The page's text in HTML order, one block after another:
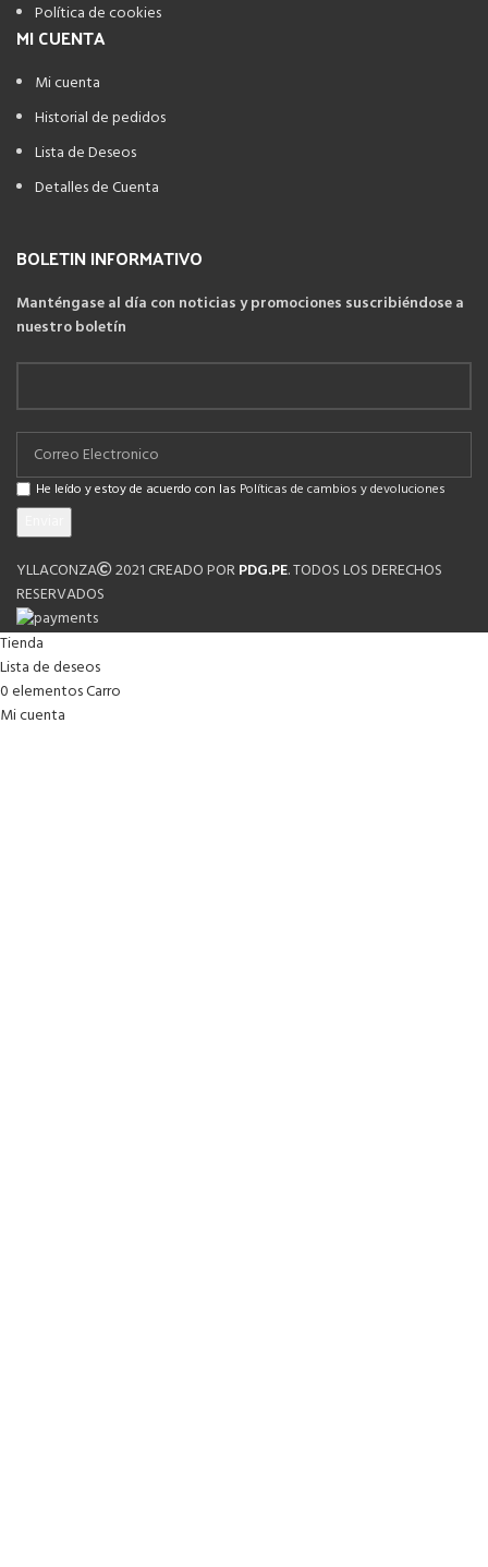
Política de cookies
MI CUENTA
Mi cuenta
Historial de pedidos
Lista de Deseos
Detalles de Cuenta
BOLETIN INFORMATIVO
Manténgase al día con noticias y promociones suscribiéndose a
nuestro boletín
He leído y estoy de acuerdo con las Políticas de cambios y devoluciones
YLLACONZA 2021 CREADO PORPDG.PE. TODOS LOS DERECHOS
RESERVADOS
Tienda
Lista de deseos
0elementosCarro
Mi cuenta